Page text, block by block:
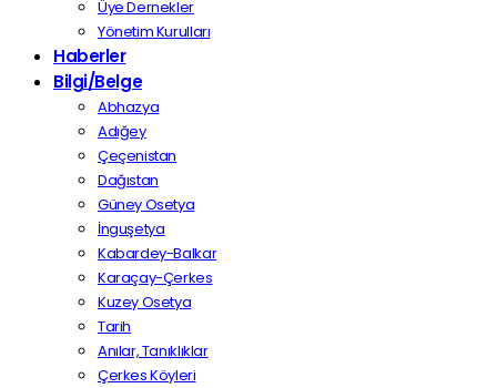
Üye Dernekler
Yönetim Kurulları
Haberler
Bilgi/Belge
Abhazya
Adığey
Çeçenistan
Dağıstan
Güney Osetya
İnguşetya
Kabardey-Balkar
Karaçay-Çerkes
Kuzey Osetya
Tarih
Anılar, Tanıklıklar
Çerkes Köyleri